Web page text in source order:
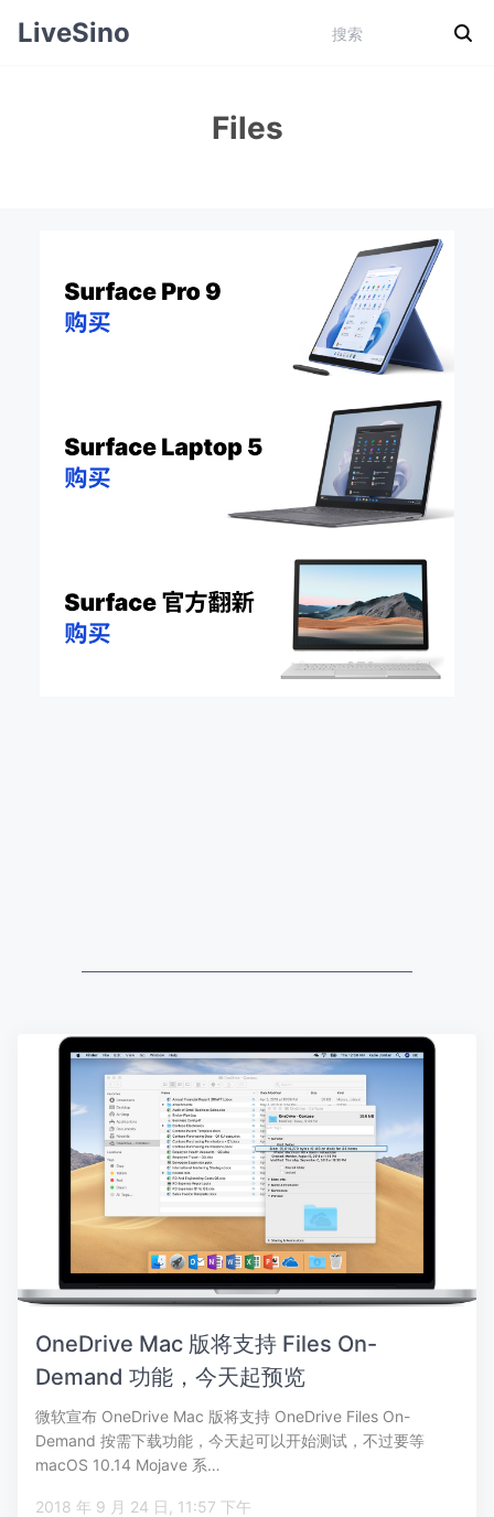
LiveSino
Files
OneDrive Mac 版将支持 Files On-
Demand 功能，今天起预览
微软宣布 OneDrive Mac 版将支持 OneDrive Files On-
Demand 按需下载功能，今天起可以开始测试，不过要等
macOS 10.14 Mojave 系…
2018 年 9 月 24 日, 11:57 下午